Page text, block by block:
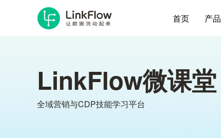
首页 产品
LinkFlow微课堂
全域营销与CDP技能学习平台